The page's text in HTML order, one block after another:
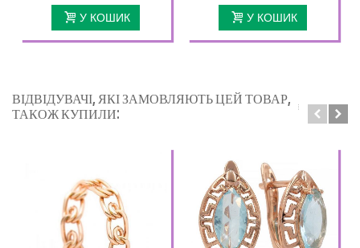
У КОШИК
У КОШИК
ВІДВІДУВАЧІ, ЯКІ ЗАМОВЛЯЮТЬ ЦЕЙ ТОВАР,
ТАКОЖ КУПИЛИ: